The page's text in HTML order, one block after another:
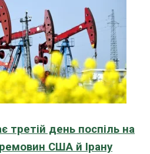
третій день поспіль на
США й Ірану